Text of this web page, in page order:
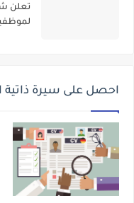
تعلن
احصل على سيرة ذاتية